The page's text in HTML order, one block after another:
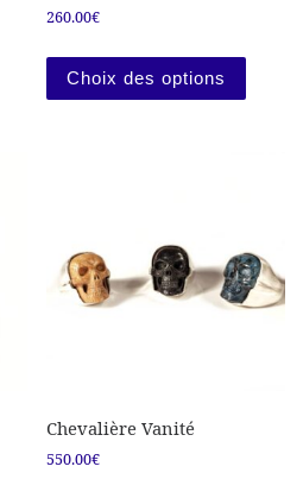
260.00€
Choix des options
Chevalière Vanité
550.00€